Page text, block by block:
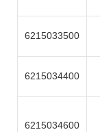
6215033500
6215034400
6215034600